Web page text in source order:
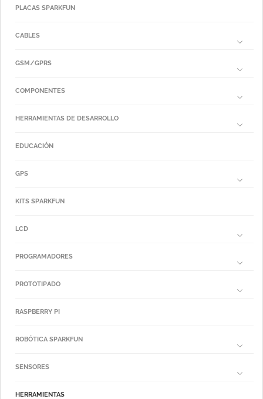
PLACAS SPARKFUN
CABLES
GSM/GPRS
COMPONENTES
HERRAMIENTAS DE DESARROLLO
EDUCACIÓN
GPS
KITS SPARKFUN
LCD
PROGRAMADORES
PROTOTIPADO
RASPBERRY PI
ROBÓTICA SPARKFUN
SENSORES
HERRAMIENTAS